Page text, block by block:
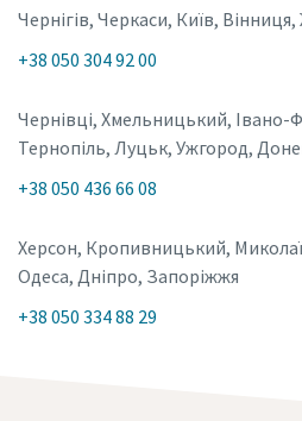
Чернігів, Черкаси, Київ,
+38 050 304 92 00
Чернівці, Хмельницький, Івано-
Тернопіль, Луцьк, Ужгород,
+38 050 436 66 08
Херсон, Кропивницький,
Одеса, Дніпро, Запоріжжя
+38 050 334 88 29